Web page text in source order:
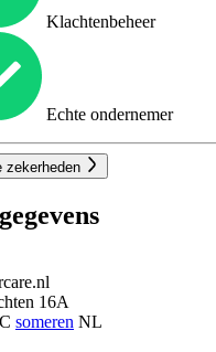
Klachtenbeheer
Echte ondernemer
zekerheden
16A
someren NL